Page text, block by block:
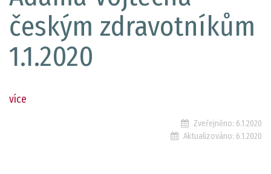
českým zdravotníkům
1.1.2020
více
Zveřejněno: 6.1.2020
Aktualizováno: 6.1.2020